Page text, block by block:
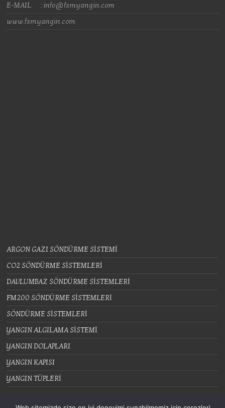
E-MAIL : info@fsmyangin.com
www.fsmyangin.com
ARGON GAZI SÖNDÜRME SİSTEMİ
CO2 SÖNDÜRME SİSTEMLERİ
DAVLUMBAZ SÖNDÜRME SİSTEMLERİ
FM200 SÖNDÜRME SİSTEMLERİ
SÖNDÜRME SİSTEMLERİ
YANGIN ALGILAMA SİSTEMİ
YANGIN DOLAPLARI
YANGIN KAPISI
YANGIN TÜPLERİ